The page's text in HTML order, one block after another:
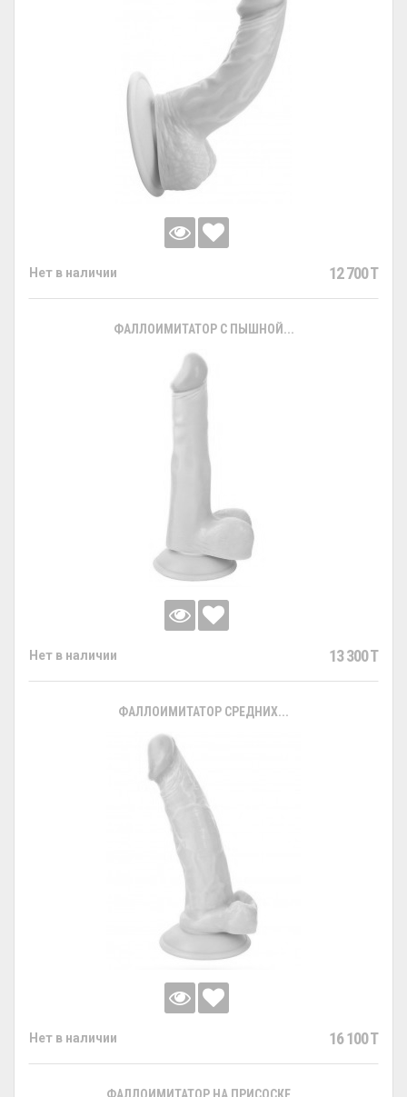
Нет в наличии 12 700 T
ФАЛЛОИМИТАТОР С ПЫШНОЙ...
Нет в наличии 13 300 T
ФАЛЛОИМИТАТОР СРЕДНИХ...
Нет в наличии 16 100 T